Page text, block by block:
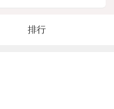
排行